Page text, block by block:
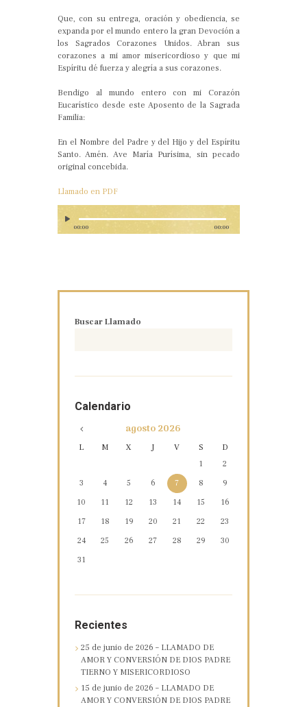
Que, con su entrega, oración y obediencia, se
expanda por el mundo entero la gran Devoción a
los Sagrados Corazones Unidos. Abran sus
corazones a mi amor misericordioso y que mi
Espíritu dé fuerza y alegría a sus corazones.
Bendigo al mundo entero con mi Corazón
Eucarístico desde este Aposento de la Sagrada
Familia:
En el Nombre del Padre y del Hijo y del Espíritu
Santo. Amén. Ave María Purísima, sin pecado
original concebida.
Llamado en PDF
00:00 00:00
Buscar Llamado
Calendario
agosto2026
L M X J V S
D
1
2
3
4 5 6 7 8
9
10
11 12 13 14 15
16
17
18 19 20 21 22
23
24
25 26 27 28 29
30
31
Recientes
25 de junio de 2026 – LLAMADO DE
AMOR Y CONVERSIÓN DE DIOS PADRE
TIERNO Y MISERICORDIOSO
15 de junio de 2026 – LLAMADO DE
AMOR Y CONVERSIÓN DE DIOS PADRE